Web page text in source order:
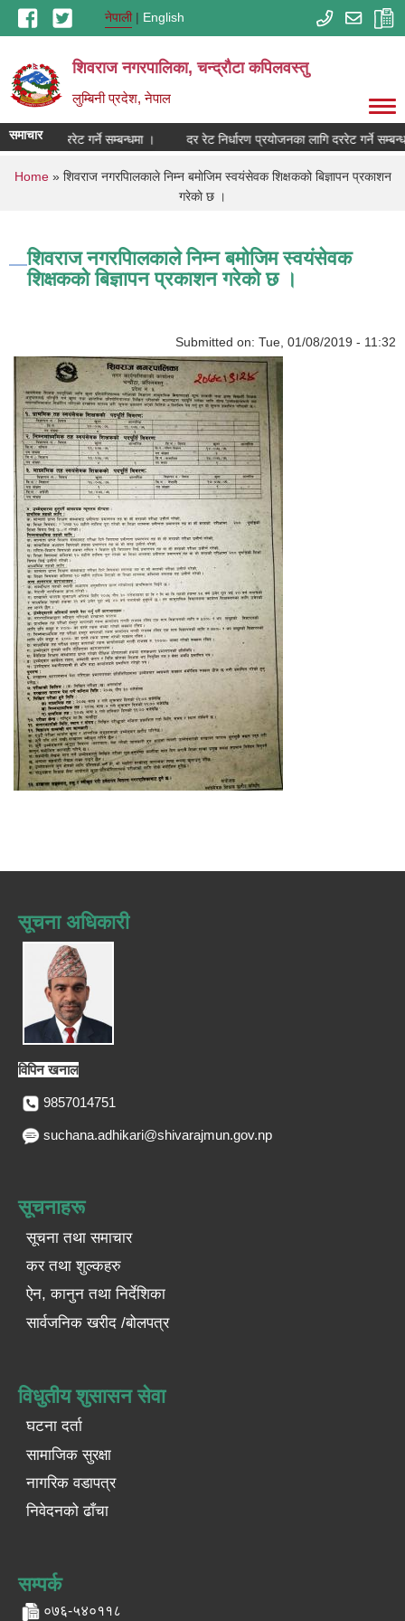
Skip to main contentनेपाली English
शिवराज नगरपालिका, चन्द्राैटा कपिलवस्तु
लुम्बिनी प्रदेश, नेपाल
समाचारलागि दररेट गर्ने सम्बन्धमा । दर रेट निर्धारण प्रयोजनका लागि दररेट गर्ने
You are here
Home» शिवराज नगरपािलकाले निम्न बमाेजिम स्वय‌ंसेवक शिक्षकको बिज्ञापन प्रकाशन
गरेकाे छ ।
शिवराज नगरपािलकाले निम्न बमाेजिम स्वय‌ंसेवक
शिक्षकको बिज्ञापन प्रकाशन गरेकाे छ ।
Submitted on: Tue, 01/08/2019 - 11:32
सूचना अधिकारी
विपिन खनाल
9857014751
suchana.adhikari@shivarajmun.gov.np
सूचनाहरू
सूचना तथा समाचार
कर तथा शुल्कहरु
ऐन, कानुन तथा निर्देशिका
सार्वजनिक खरीद /बोलपत्र
विधुतीय शुसासन सेवा
घटना दर्ता
सामाजिक सुरक्षा
नागरिक वडापत्र
निवेदनको ढाँचा
सम्पर्क
०७६-५४०११८